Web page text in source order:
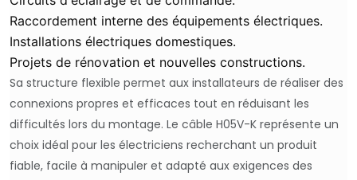
Raccordement interne des équipements électriques.
Installations électriques domestiques.
Projets de rénovation et nouvelles constructions.
Sa structure flexible permet aux installateurs de réaliser des
connexions propres et efficaces tout en réduisant les
difficultés lors du montage. Le câble H05V-K représente un
choix idéal pour les électriciens recherchant un produit
fiable, facile à manipuler et adapté aux exigences des